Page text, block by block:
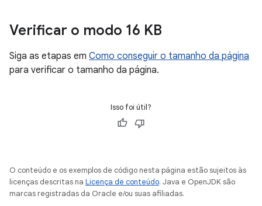
Verificar o modo 16 KB
Siga as etapas em Como conseguir o tamanho da página
para verificar o tamanho da página.
Isso foi útil?
O conteúdo e os exemplos de código nesta página estão sujeitos às
licenças descritas na Licença de conteúdo. Java e OpenJDK são
marcas registradas da Oracle e/ou suas afiliadas.